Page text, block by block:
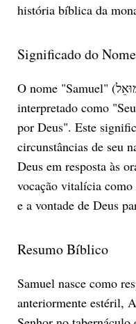
história bíblica da
Significado do Nome
O nome "Samuel" (שְׁמוּאֵל em hebraico) é geralmente
interpretado como
por Deus". Este
circunstâncias de seu
Deus em resposta às
vocação vitalícia como
e a vontade de Deus
Resumo Bíblico
Samuel nasce como
anteriormente estéril,